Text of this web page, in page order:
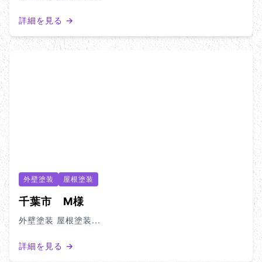
詳細を見る →
外壁塗装 屋根塗装
千葉市 M様
外壁塗装 屋根塗装...
詳細を見る →